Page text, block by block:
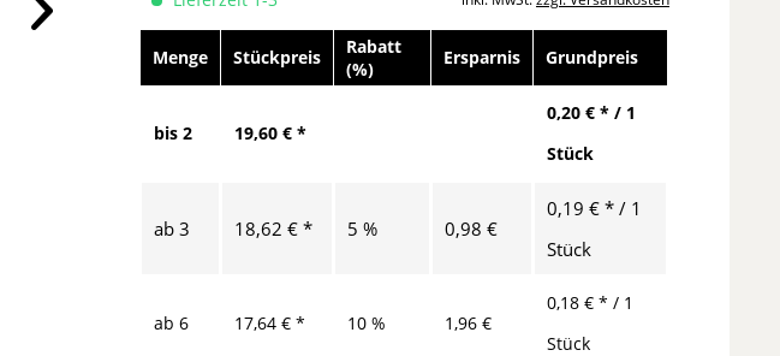
Menge Stückpreis
Rabatt
(%)
Ersparnis Grundpreis
bis2 19,60 € *
0,20 € * / 1
Stück
ab3 18,62 € * 5 % 0,98 €
0,19 € * / 1
Stück
ab6 17,64 € * 10 % 1,96 €
0,18 € * / 1
Stück